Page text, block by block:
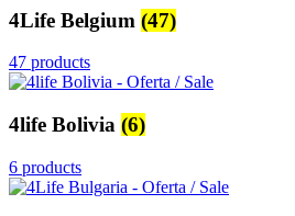
4Life Belgium (47)
47 products
4life Bolivia (6)
6 products